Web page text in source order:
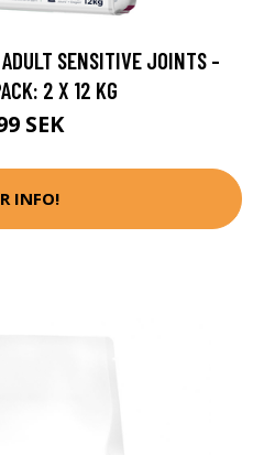
SENSITIVE JOINTS -
2 X 12 KG
SEK
INFO!